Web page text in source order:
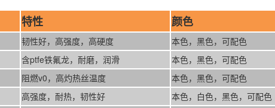
特性 颜色
韧性好，高强度，高硬度
本色，黑色，可配色
含ptfe铁氟龙，耐磨，润滑
本色，黑色，可配色
阻燃v0，高灼热丝温度 本色，黑色，可配色
高强度，耐热，韧性好
本色，白色，黑色，可配色